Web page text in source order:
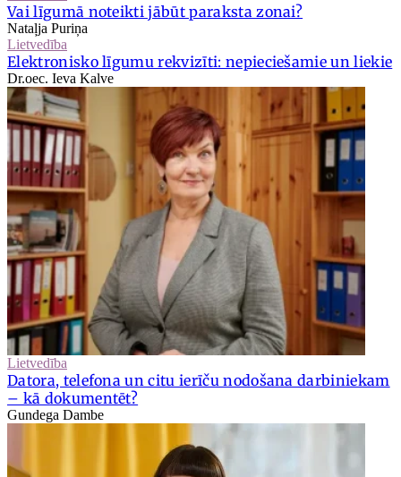
Vai līgumā noteikti jābūt paraksta zonai?
Nataļja Puriņa
Lietvedība
Elektronisko līgumu rekvizīti: nepieciešamie un liekie
Dr.oec. Ieva Kalve
Lietvedība
Datora, telefona un citu ierīču nodošana darbiniekam
– kā dokumentēt?
Gundega Dambe